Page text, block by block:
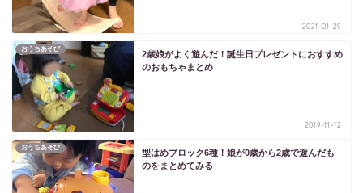
2021-01-29
おうちあそび
2歳娘がよく遊んだ！誕生日プレゼントにおすすめ
のおもちゃまとめ
2019-11-12
おうちあそび
型はめブロック6種！娘が0歳から2歳で遊んだも
のをまとめてみる